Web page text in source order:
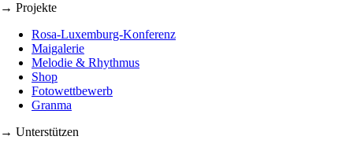
→ Projekte
Rosa-Luxemburg-Konferenz
Maigalerie
Melodie & Rhythmus
Shop
Fotowettbewerb
Granma
→ Unterstützen